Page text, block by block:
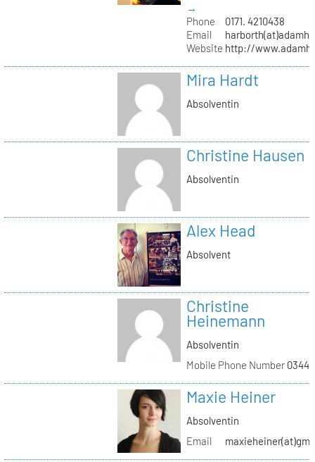
→
Phone
0171. 4210438
Email
Website http://
Mira Hardt
Absolventin
Christine Hausen
Absolventin
Alex Head
Absolvent
Christine
Heinemann
Absolventin
Mobile Phone Number
Maxie Heiner
Absolventin
Email